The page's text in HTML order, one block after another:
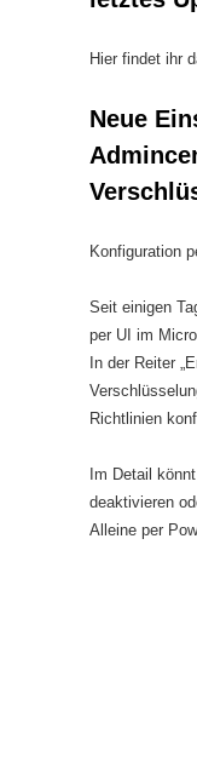
Hier findet ihr
Neue
Konfiguration
Seit einigen
per UI im
In der Reiter
Richtlinien
Im Detail
deaktivieren
Alleine per